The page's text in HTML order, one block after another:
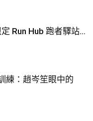
Run Hub 跑者驛站...
練：趙岑笙眼中的